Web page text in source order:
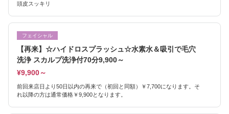
頭皮スッキリ
フェイシャル
【再来】☆ハイドロスプラッシュ☆水素水＆吸引で毛穴
洗浄 スカルプ洗浄付70分9,900～
¥9,900～
前回来店日より50日以内の再来で（初回と同額）￥7,700になります。そ
れ以降の方は通常価格￥9,900となります。